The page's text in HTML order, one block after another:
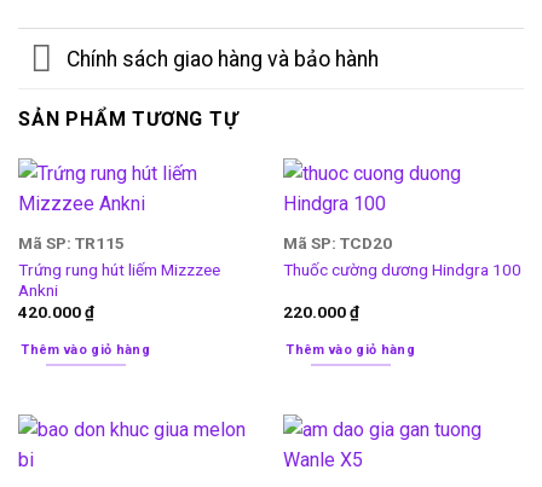
Chính sách giao hàng và bảo hành
SẢN PHẨM TƯƠNG TỰ
Mã SP: TR115
Trứng rung hút liếm Mizzzee
Ankni
420.000₫
Thêm vào giỏ hàng
Mã SP: TCD20
Thuốc cường dương Hindgra 100
220.000₫
Thêm vào giỏ hàng